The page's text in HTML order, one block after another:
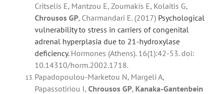
Critselis E, Mantzou E, Zoumakis E, Kolaitis G,
Chrousos GP, Charmandari E. (2017) Psychological
vulnerability to stress in carriers of congenital
adrenal hyperplasia due to 21-hydroxylase
deficiency.Hormones (Athens). 16(1):42-53. doi:
10.14310/horm.2002.1718.
Papadopoulou-Marketou N, Margeli A,
Papassotiriou I, Chrousos GP, Kanaka-Gantenbein